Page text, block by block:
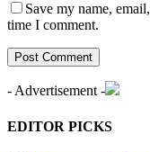
Save my name,
time I comment.
- Advertisement -
EDITOR PICKS